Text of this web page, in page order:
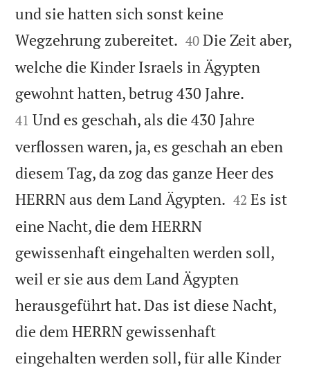
und sie hatten sich sonst keine
Wegzehrung zubereitet. 

40 Die Zeit aber,
welche die Kinder Israels in Ägypten
gewohnt hatten, betrug 430 Jahre.
41 Und es geschah, als die 430 Jahre
verflossen waren, ja, es geschah an eben
diesem Tag, da zog das ganze Heer des
HERRN aus dem Land Ägypten. 

42 Es ist
eine Nacht, die dem HERRN
gewissenhaft eingehalten werden soll,
weil er sie aus dem Land Ägypten
herausgeführt hat. Das ist diese Nacht,
die dem HERRN gewissenhaft
eingehalten werden soll, für alle Kinder